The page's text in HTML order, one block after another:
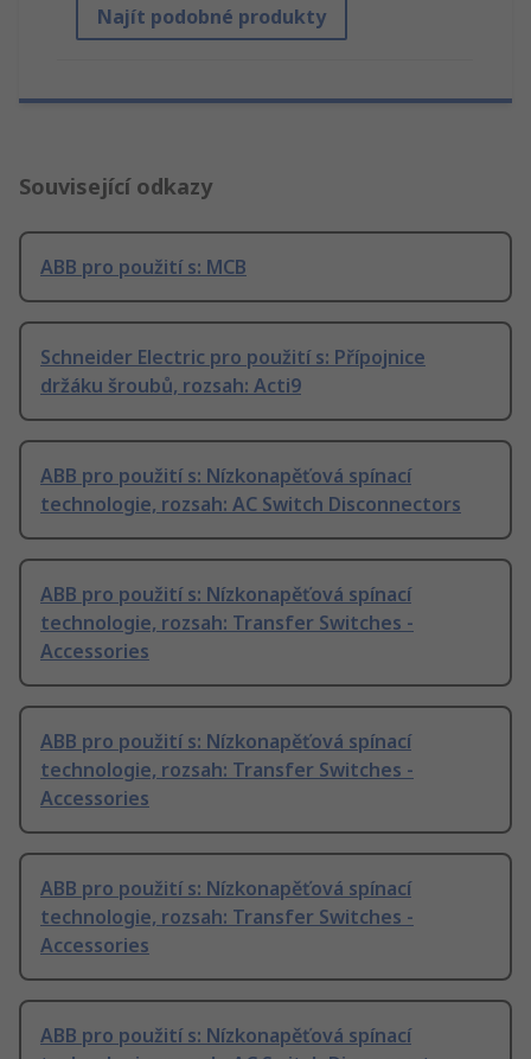
Najít podobné produkty
Související odkazy
ABB pro použití s: MCB
Schneider Electric pro použití s: Přípojnice
držáku šroubů, rozsah: Acti9
ABB pro použití s: Nízkonapěťová spínací
technologie, rozsah: AC Switch Disconnectors
ABB pro použití s: Nízkonapěťová spínací
technologie, rozsah: Transfer Switches -
Accessories
ABB pro použití s: Nízkonapěťová spínací
technologie, rozsah: Transfer Switches -
Accessories
ABB pro použití s: Nízkonapěťová spínací
technologie, rozsah: Transfer Switches -
Accessories
ABB pro použití s: Nízkonapěťová spínací